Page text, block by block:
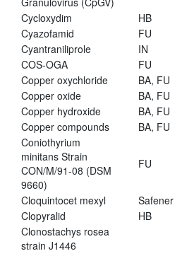
Cycloxydim
HB
Cyazofamid
FU
Cyantraniliprole
IN
COS-OGA
FU
Copper oxychloride
BA, FU
Copper oxide
BA, FU
Copper hydroxide
BA, FU
Copper compounds
BA, FU
Coniothyrium
minitans Strain
CON/M/91-08 (DSM
9660)
FU
Cloquintocet mexyl Safener
Clopyralid
HB
Clonostachys rosea
strain J1446